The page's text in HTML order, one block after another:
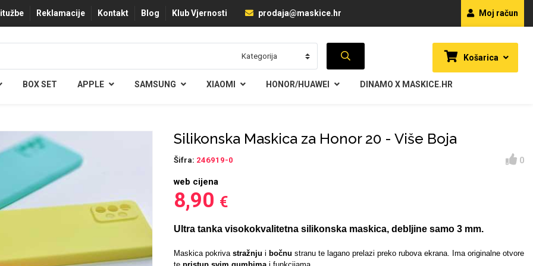
Reklamacije Kontakt Blog Klub Vjernosti prodaja@maskice.hr Moj račun
Košarica
BOX SET APPLE SAMSUNG XIAOMI HONOR/HUAWEI DINAMO X MASKICE.HR
Silikonska Maskica za Honor 20 - Više Boja
Šifra: 246919-0
0
web cijena
8,90 €
Ultra tanka visokokvalitetna silikonska maskica, debljine samo 3 mm.
Maskica pokriva stražnju i bočnu stranu te lagano prelazi preko rubova ekrana. Ima originalne otvore